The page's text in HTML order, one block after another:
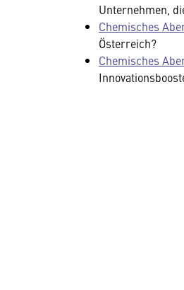
Unternehmen,
Chemisches
Österreich?
Chemisches